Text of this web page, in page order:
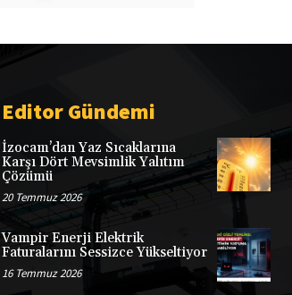
Editor Gündemi
İzocam’dan Yaz Sıcaklarına
Karşı Dört Mevsimlik Yalıtım
Çözümü
20 Temmuz 2026
Vampir Enerji Elektrik
Faturalarını Sessizce Yükseltiyor
16 Temmuz 2026